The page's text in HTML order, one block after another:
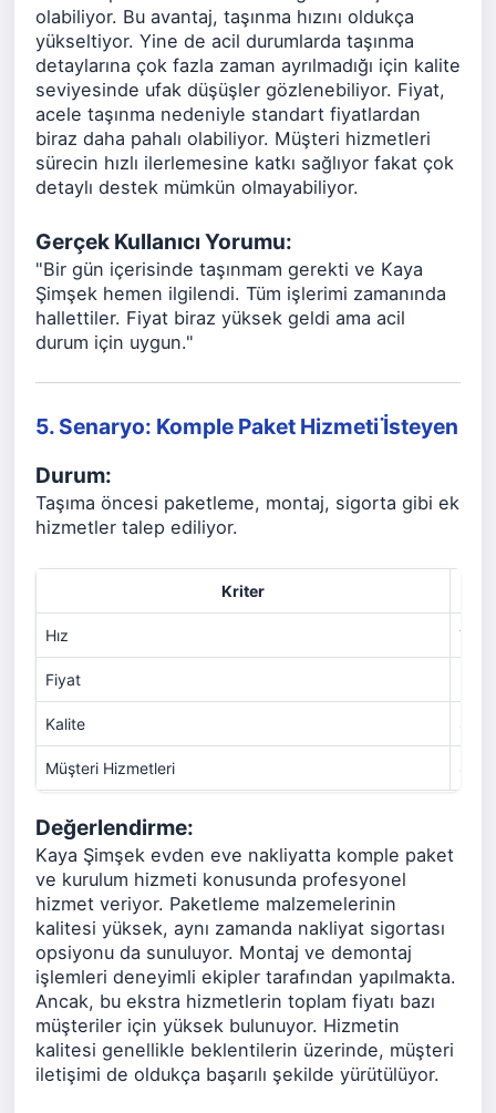
olabiliyor. Bu avantaj, taşınma hızını oldukça
yükseltiyor. Yine de acil durumlarda taşınma
detaylarına çok fazla zaman ayrılmadığı için kalite
seviyesinde ufak düşüşler gözlenebiliyor. Fiyat,
acele taşınma nedeniyle standart fiyatlardan
biraz daha pahalı olabiliyor. Müşteri hizmetleri
sürecin hızlı ilerlemesine katkı sağlıyor fakat çok
detaylı destek mümkün olmayabiliyor.
Gerçek Kullanıcı Yorumu:
"Bir gün içerisinde taşınmam gerekti ve Kaya
Şimşek hemen ilgilendi. Tüm işlerimi zamanında
hallettiler. Fiyat biraz yüksek geldi ama acil
durum için uygun."
5. Senaryo: Komple Paket Hizmeti İ̇steyen
Durum:
Taşıma öncesi paketleme, montaj, sigorta gibi ek
hizmetler talep ediliyor.
Kriter
Hız 7
Fiyat
Kalite
Müşteri Hizmetleri
Değerlendirme:
Kaya Şimşek evden eve nakliyatta komple paket
ve kurulum hizmeti konusunda profesyonel
hizmet veriyor. Paketleme malzemelerinin
kalitesi yüksek, aynı zamanda nakliyat sigortası
opsiyonu da sunuluyor. Montaj ve demontaj
işlemleri deneyimli ekipler tarafından yapılmakta.
Ancak, bu ekstra hizmetlerin toplam fiyatı bazı
müşteriler için yüksek bulunuyor. Hizmetin
kalitesi genellikle beklentilerin üzerinde, müşteri
iletişimi de oldukça başarılı şekilde yürütülüyor.